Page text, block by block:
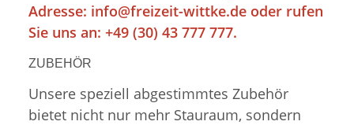
Adresse: info@freizeit-wittke.de oder rufen
Sie uns an: +49 (30) 43 777 777.
ZUBEHÖR
Unsere speziell abgestimmtes Zubehör
bietet nicht nur mehr Stauraum, sondern